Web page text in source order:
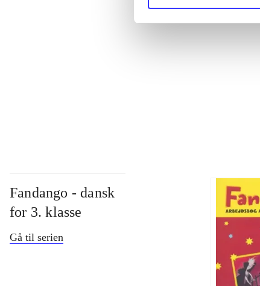
...
Fandango - dansk
for 3. klasse
Gå til serien